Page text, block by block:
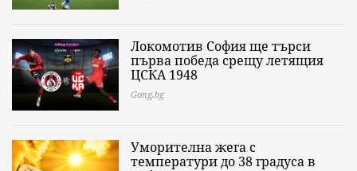
Локомотив София ще търси
първа победа срещу летящия
ЦСКА 1948
Gong.bg
Уморителна жега с
температури до 38 градуса в